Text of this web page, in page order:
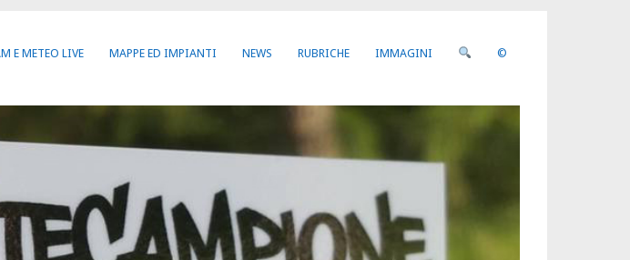
E METEO LIVE MAPPE ED IMPIANTI NEWS RUBRICHE IMMAGINI ©